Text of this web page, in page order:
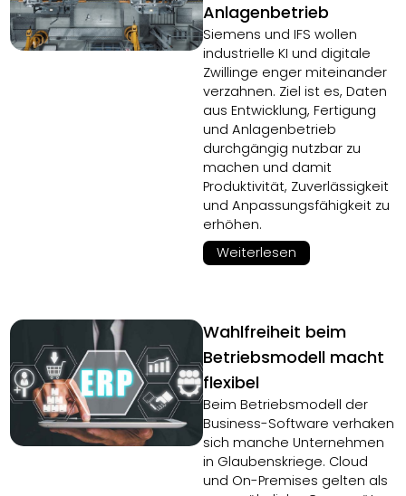
Anlagenbetrieb
Siemens und IFS wollen
industrielle KI und digitale
Zwillinge enger miteinander
verzahnen. Ziel ist es, Daten
aus Entwicklung, Fertigung
und Anlagenbetrieb
durchgängig nutzbar zu
machen und damit
Produktivität, Zuverlässigkeit
und Anpassungsfähigkeit zu
erhöhen.
Weiterlesen
Wahlfreiheit beim
Betriebsmodell macht
flexibel
Beim Betriebsmodell der
Business-Software verhaken
sich manche Unternehmen
in Glaubenskriege. Cloud
und On-Premises gelten als